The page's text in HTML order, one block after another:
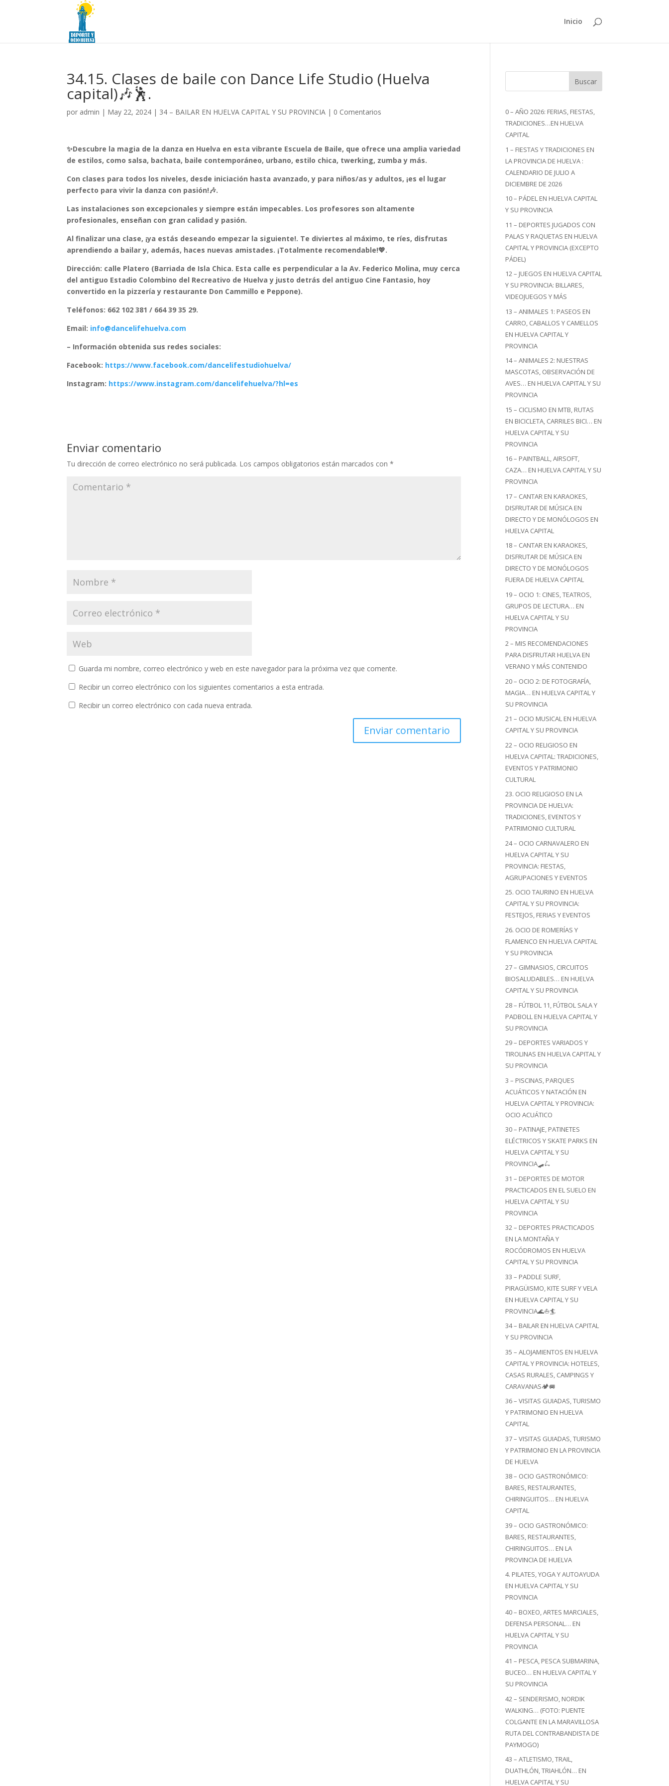
Inicio
34.15. Clases de baile con Dance Life Studio (Huelva
capital)🎶🕺.
por admin | May 22, 2024 | 34 – BAILAR EN HUELVA CAPITAL Y SU PROVINCIA | 0 Comentarios
✨Descubre la magia de la danza en Huelva en esta vibrante Escuela de Baile, que ofrece una amplia variedad
de estilos, como salsa, bachata, baile contemporáneo, urbano, estilo chica, twerking, zumba y más.
Con clases para todos los niveles, desde iniciación hasta avanzado, y para niños/as y adultos, ¡es el lugar
perfecto para vivir la danza con pasión!🎶.
Las instalaciones son excepcionales y siempre están impecables. Los profesores son altamente
profesionales, enseñan con gran calidad y pasión.
Al finalizar una clase, ¡ya estás deseando empezar la siguiente!. Te diviertes al máximo, te ríes, disfrutas
aprendiendo a bailar y, además, haces nuevas amistades. ¡Totalmente recomendable!💖.
Dirección: calle Platero (Barriada de Isla Chica. Esta calle es perpendicular a la Av. Federico Molina, muy cerca
del antiguo Estadio Colombino del Recreativo de Huelva y justo detrás del antiguo Cine Fantasio, hoy
convertido en la pizzería y restaurante Don Cammillo e Peppone).
Teléfonos: 662 102 381 / 664 39 35 29.
Email: info@dancelifehuelva.com
– Información obtenida sus redes sociales:
Facebook: https://www.facebook.com/dancelifestudiohuelva/
Instagram: https://www.instagram.com/dancelifehuelva/?hl=es
Enviar comentario
Tu dirección de correo electrónico no será publicada. Los campos obligatorios están marcados con*
Guarda mi nombre, correo electrónico y web en este navegador para la próxima vez que comente.
Recibir un correo electrónico con los siguientes comentarios a esta entrada.
Recibir un correo electrónico con cada nueva entrada.
Buscar
0 – AÑO 2026: FERIAS, FIESTAS,
TRADICIONES…EN HUELVA
CAPITAL
1 – FIESTAS Y TRADICIONES EN
LA PROVINCIA DE HUELVA :
CALENDARIO DE JULIO A
DICIEMBRE DE 2026
10 – PÁDEL EN HUELVA CAPITAL
Y SU PROVINCIA
11 – DEPORTES JUGADOS CON
PALAS Y RAQUETAS EN HUELVA
CAPITAL Y PROVINCIA (EXCEPTO
PÁDEL)
12 – JUEGOS EN HUELVA CAPITAL
Y SU PROVINCIA: BILLARES,
VIDEOJUEGOS Y MÁS
13 – ANIMALES 1: PASEOS EN
CARRO, CABALLOS Y CAMELLOS
EN HUELVA CAPITAL Y
PROVINCIA
14 – ANIMALES 2: NUESTRAS
MASCOTAS, OBSERVACIÓN DE
AVES… EN HUELVA CAPITAL Y SU
PROVINCIA
15 – CICLISMO EN MTB, RUTAS
EN BICICLETA, CARRILES BICI… EN
HUELVA CAPITAL Y SU
PROVINCIA
16 – PAINTBALL, AIRSOFT,
CAZA… EN HUELVA CAPITAL Y SU
PROVINCIA
17 – CANTAR EN KARAOKES,
DISFRUTAR DE MÚSICA EN
DIRECTO Y DE MONÓLOGOS EN
HUELVA CAPITAL
18 – CANTAR EN KARAOKES,
DISFRUTAR DE MÚSICA EN
DIRECTO Y DE MONÓLOGOS
FUERA DE HUELVA CAPITAL
19 – OCIO 1: CINES, TEATROS,
GRUPOS DE LECTURA… EN
HUELVA CAPITAL Y SU
PROVINCIA
2 – MIS RECOMENDACIONES
PARA DISFRUTAR HUELVA EN
VERANO Y MÁS CONTENIDO
20 – OCIO 2: DE FOTOGRAFÍA,
MAGIA… EN HUELVA CAPITAL Y
SU PROVINCIA
21 – OCIO MUSICAL EN HUELVA
CAPITAL Y SU PROVINCIA
22 – OCIO RELIGIOSO EN
HUELVA CAPITAL: TRADICIONES,
EVENTOS Y PATRIMONIO
CULTURAL
23. OCIO RELIGIOSO EN LA
PROVINCIA DE HUELVA:
TRADICIONES, EVENTOS Y
PATRIMONIO CULTURAL
24 – OCIO CARNAVALERO EN
HUELVA CAPITAL Y SU
PROVINCIA: FIESTAS,
AGRUPACIONES Y EVENTOS
25. OCIO TAURINO EN HUELVA
CAPITAL Y SU PROVINCIA:
FESTEJOS, FERIAS Y EVENTOS
26. OCIO DE ROMERÍAS Y
FLAMENCO EN HUELVA CAPITAL
Y SU PROVINCIA
27 – GIMNASIOS, CIRCUITOS
BIOSALUDABLES… EN HUELVA
CAPITAL Y SU PROVINCIA
28 – FÚTBOL 11, FÚTBOL SALA Y
PADBOLL EN HUELVA CAPITAL Y
SU PROVINCIA
29 – DEPORTES VARIADOS Y
TIROLINAS EN HUELVA CAPITAL Y
SU PROVINCIA
3 – PISCINAS, PARQUES
ACUÁTICOS Y NATACIÓN EN
HUELVA CAPITAL Y PROVINCIA:
OCIO ACUÁTICO
30 – PATINAJE, PATINETES
ELÉCTRICOS Y SKATE PARKS EN
HUELVA CAPITAL Y SU
PROVINCIA🛹🛴
31 – DEPORTES DE MOTOR
PRACTICADOS EN EL SUELO EN
HUELVA CAPITAL Y SU
PROVINCIA
32 – DEPORTES PRACTICADOS
EN LA MONTAÑA Y
ROCÓDROMOS EN HUELVA
CAPITAL Y SU PROVINCIA
33 – PADDLE SURF,
PIRAGÜISMO, KITE SURF Y VELA
EN HUELVA CAPITAL Y SU
PROVINCIA🌊⛵🏄
34 – BAILAR EN HUELVA CAPITAL
Y SU PROVINCIA
35 – ALOJAMIENTOS EN HUELVA
CAPITAL Y PROVINCIA: HOTELES,
CASAS RURALES, CAMPINGS Y
CARAVANAS🏕️🚐
36 – VISITAS GUIADAS, TURISMO
Y PATRIMONIO EN HUELVA
CAPITAL
37 – VISITAS GUIADAS, TURISMO
Y PATRIMONIO EN LA PROVINCIA
DE HUELVA
38 – OCIO GASTRONÓMICO:
BARES, RESTAURANTES,
CHIRINGUITOS… EN HUELVA
CAPITAL
39 – OCIO GASTRONÓMICO:
BARES, RESTAURANTES,
CHIRINGUITOS… EN LA
PROVINCIA DE HUELVA
4. PILATES, YOGA Y AUTOAYUDA
EN HUELVA CAPITAL Y SU
PROVINCIA
40 – BOXEO, ARTES MARCIALES,
DEFENSA PERSONAL… EN
HUELVA CAPITAL Y SU
PROVINCIA
41 – PESCA, PESCA SUBMARINA,
BUCEO… EN HUELVA CAPITAL Y
SU PROVINCIA
42 – SENDERISMO, NORDIK
WALKING… (FOTO: PUENTE
COLGANTE EN LA MARAVILLOSA
RUTA DEL CONTRABANDISTA DE
PAYMOGO)
43 – ATLETISMO, TRAIL,
DUATHLÓN, TRIAHLÓN… EN
HUELVA CAPITAL Y SU